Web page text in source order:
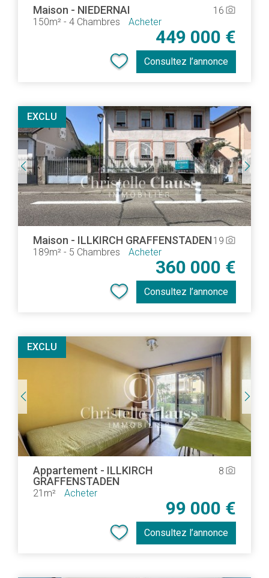
Maison - NIEDERNAI
150m² - 4 Chambres Acheter
16 camera_alt
449 000 €
Consultez l’annonce
EXCLU
Maison - ILLKIRCH GRAFFENSTADEN
189m² - 5 Chambres Acheter
19 camera_alt
360 000 €
Consultez l’annonce
EXCLU
Appartement - ILLKIRCH
GRAFFENSTADEN
21m² Acheter
8 camera_alt
99 000 €
Consultez l’annonce